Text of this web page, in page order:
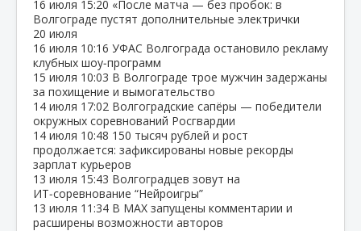
16 июля 15:20 «После матча — без пробок: в
Волгограде пустят дополнительные электрички
20 июля
16 июля 10:16 УФАС Волгограда остановило рекламу
клубных шоу‑программ
15 июля 10:03 В Волгограде трое мужчин задержаны
за похищение и вымогательство
14 июля 17:02 Волгоградские сапёры — победители
окружных соревнований Росгвардии
14 июля 10:48 150 тысяч рублей и рост
продолжается: зафиксированы новые рекорды
зарплат курьеров
13 июля 15:43 Волгоградцев зовут на
ИТ‑соревнование “Нейроигры”
13 июля 11:34 В МАХ запущены комментарии и
расширены возможности авторов